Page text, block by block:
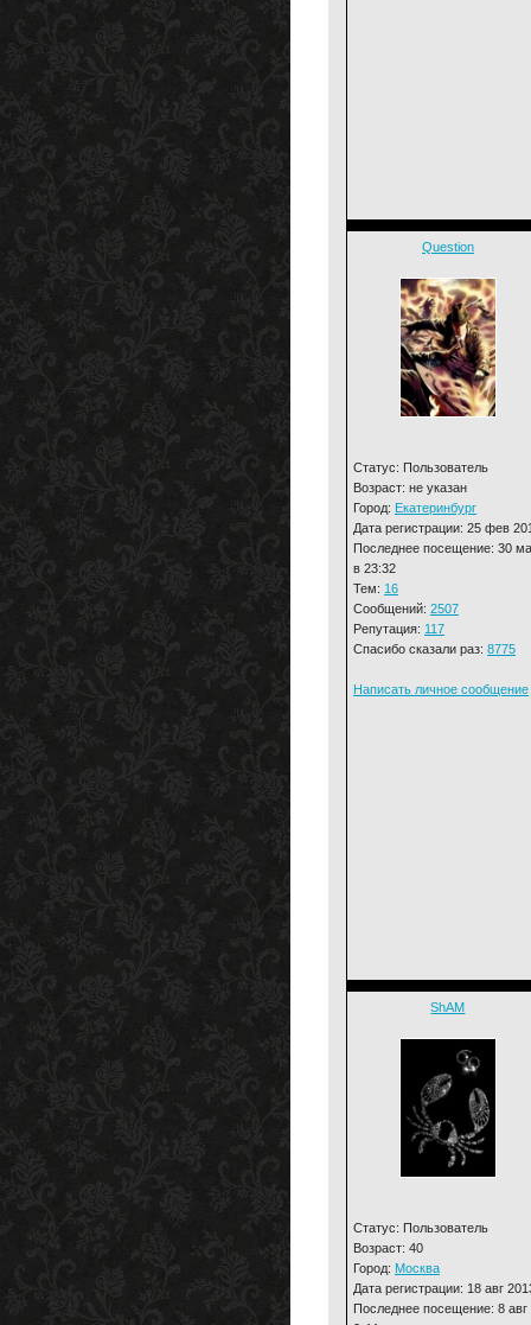
Question
Статус: Пользователь
Возраст: не указан
Город: Екатеринбург
Дата регистрации: 25 фев
Последнее посещение: 30
в 23:32
Тем: 16
Сообщений: 2507
Репутация: 117
Спасибо сказали раз: 8775
Написать личное сообщение
ShAM
Статус: Пользователь
Возраст: 40
Город: Москва
Дата регистрации: 18 авг
Последнее посещение: 8 авг